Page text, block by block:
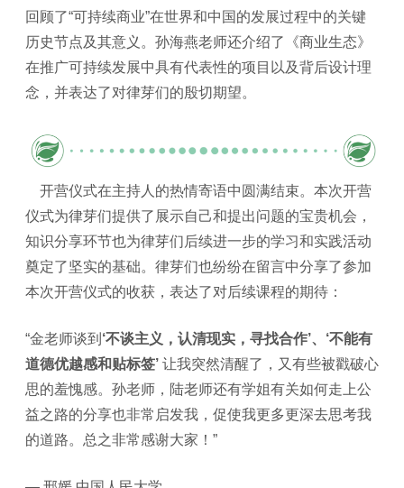
回顾了“可持续商业”在世界和中国的发展过程中的关键
历史节点及其意义。孙海燕老师还介绍了《商业生态》
在推广可持续发展中具有代表性的项目以及背后设计理
念，并表达了对律芽们的殷切期望。
开营仪式在主持人的热情寄语中圆满结束。本次开营
仪式为律芽们提供了展示自己和提出问题的宝贵机会，
知识分享环节也为律芽们后续进一步的学习和实践活动
奠定了坚实的基础。律芽们也纷纷在留言中分享了参加
本次开营仪式的收获，表达了对后续课程的期待：
“金老师谈到 ‘不谈主义，认清现实，寻找合作’、‘不能有
道德优越感和贴标签’ 让我突然清醒了，又有些被戳破心
思的羞愧感。孙老师，陆老师还有学姐有关如何走上公
益之路的分享也非常启发我，促使我更多更深去思考我
的道路。总之非常感谢大家！”